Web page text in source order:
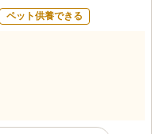
ペット供養できる